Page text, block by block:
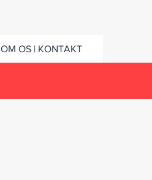
OM OS | KONTAKT